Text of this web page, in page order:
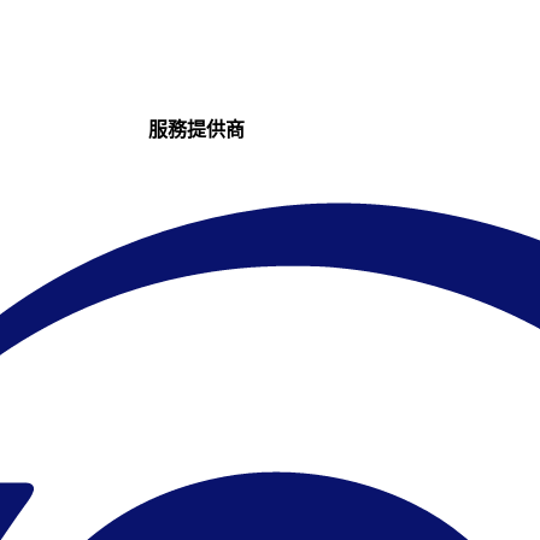
服務提供商